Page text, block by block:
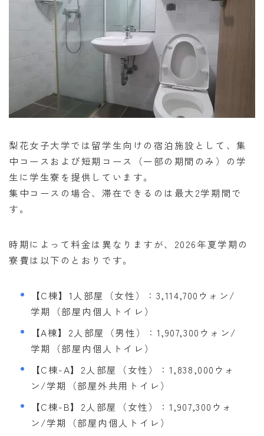
梨花女子大学では留学生向けの宿泊施設として、集
中コースおよび短期コース（一部の期間のみ）の学
生に学生寮を提供しています。
集中コースの場合、滞在できるのは最大2学期間で
す。
時期によって料金は異なりますが、2026年夏学期の
寮費は以下のとおりです。
【C棟】1人部屋（女性）：3,114,700ウォン/
学期（部屋内個人トイレ）
【A棟】2人部屋（男性）：1,907,300ウォン/
学期（部屋内個人トイレ）
【C棟-A】2人部屋（女性）：1,838,000ウォ
ン/学期（部屋外共用トイレ）
【C棟-B】2人部屋（女性）：1,907,300ウォ
ン/学期（部屋内個人トイレ）